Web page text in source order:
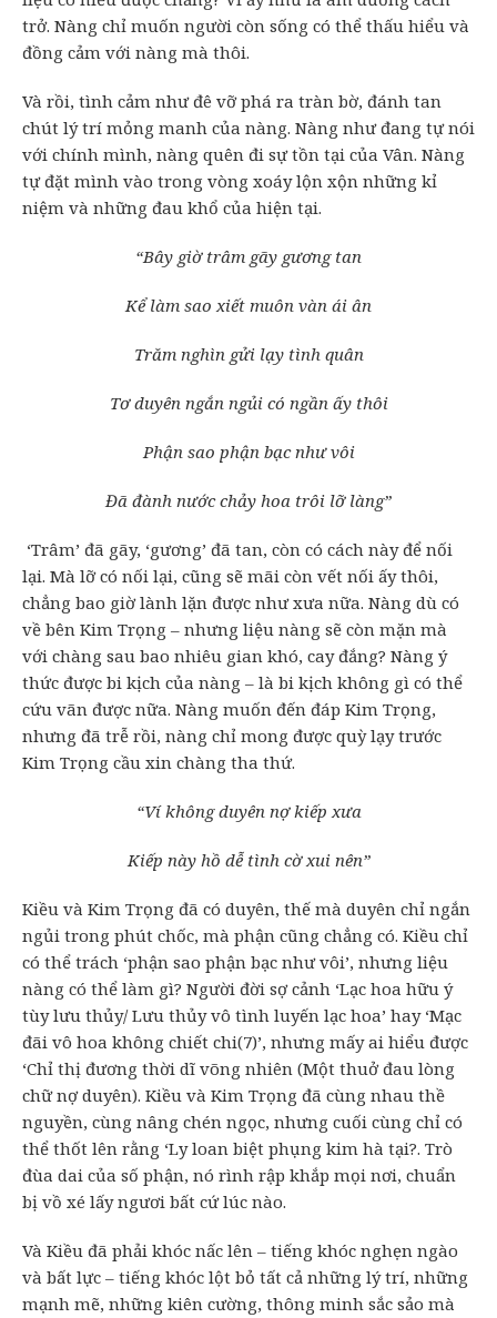
trở. Nàng chỉ muốn người còn sống có thể thấu hiểu và
đồng cảm với nàng mà thôi.
Và rồi, tình cảm như đê vỡ phá ra tràn bờ, đánh tan
chút lý trí mỏng manh của nàng. Nàng như đang tự nói
với chính mình, nàng quên đi sự tồn tại của Vân. Nàng
tự đặt mình vào trong vòng xoáy lộn xộn những kỉ
niệm và những đau khổ của hiện tại.
“Bây giờ trâm gãy gương tan
Kể làm sao xiết muôn vàn ái ân
Trăm nghìn gửi lạy tình quân
Tơ duyên ngắn ngủi có ngần ấy thôi
Phận sao phận bạc như vôi
Đã đành nước chảy hoa trôi lỡ làng”
‘Trâm’ đã gãy, ‘gương’ đã tan, còn có cách này để nối
lại. Mà lỡ có nối lại, cũng sẽ mãi còn vết nối ấy thôi,
chẳng bao giờ lành lặn được như xưa nữa. Nàng dù có
về bên Kim Trọng – nhưng liệu nàng sẽ còn mặn mà
với chàng sau bao nhiêu gian khó, cay đắng? Nàng ý
thức được bi kịch của nàng – là bi kịch không gì có thể
cứu vãn được nữa. Nàng muốn đến đáp Kim Trọng,
nhưng đã trễ rồi, nàng chỉ mong được quỳ lạy trước
Kim Trọng cầu xin chàng tha thứ.
“Ví không duyên nợ kiếp xưa
Kiếp này hồ dễ tình cờ xui nên”
Kiều và Kim Trọng đã có duyên, thế mà duyên chỉ ngắn
ngủi trong phút chốc, mà phận cũng chẳng có. Kiều chỉ
có thể trách ‘phận sao phận bạc như vôi’, nhưng liệu
nàng có thể làm gì? Người đời sợ cảnh ‘Lạc hoa hữu ý
tùy lưu thủy/ Lưu thủy vô tình luyến lạc hoa’ hay ‘Mạc
đãi vô hoa không chiết chi(7)’, nhưng mấy ai hiểu được
‘Chỉ thị đương thời dĩ võng nhiên (Một thuở đau lòng
chữ nợ duyên). Kiều và Kim Trọng đã cùng nhau thề
nguyền, cùng nâng chén ngọc, nhưng cuối cùng chỉ có
thể thốt lên rằng ‘Ly loan biệt phụng kim hà tại?. Trò
đùa dai của số phận, nó rình rập khắp mọi nơi, chuẩn
bị vồ xé lấy ngươi bất cứ lúc nào.
Và Kiều đã phải khóc nấc lên – tiếng khóc nghẹn ngào
và bất lực – tiếng khóc lột bỏ tất cả những lý trí, những
mạnh mẽ, những kiên cường, thông minh sắc sảo mà